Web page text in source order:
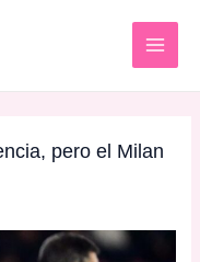
pero el Milan